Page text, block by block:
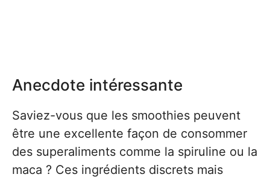
Anecdote intéressante
Saviez-vous que les smoothies peuvent
être une excellente façon de consommer
des superaliments comme la spiruline ou la
maca ? Ces ingrédients discrets mais